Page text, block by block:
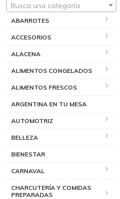
Busca una categoría
ABARROTES
ACCESORIOS
ALACENA
ALIMENTOS CONGELADOS
ALIMENTOS FRESCOS
ARGENTINA EN TU MESA
AUTOMOTRIZ
BELLEZA
BIENESTAR
CARNAVAL
CHARCUTERÍA Y COMIDAS
PREPARADAS